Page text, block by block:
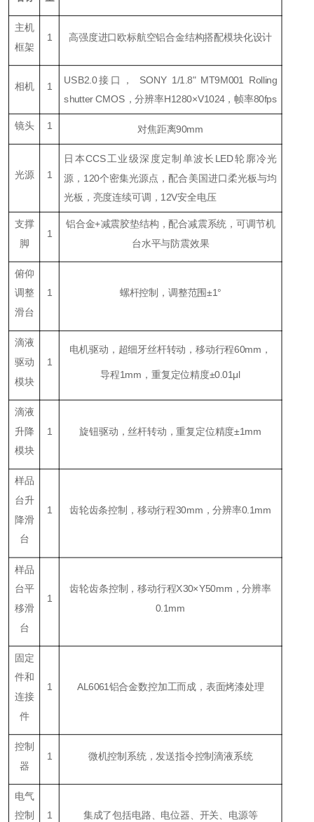
主机
框架
1 高强度进口欧标航空铝合金结构搭配模块化设计
相机 1
USB2.0接口， SONY 1/1.8" MT9M001 Rolling
shutter CMOS，分辨率H1280×V1024，帧率80fps
镜头 1 对焦距离90mm
光源 1
日本CCS工业级深度定制单波长LED轮廓冷光
源，120个密集光源点，配合美国进口柔光板与均
光板，亮度连续可调，12V安全电压
支撑
脚
1
铝合金+减震胶垫结构，配合减震系统，可调节机
台水平与防震效果
俯仰
调整
滑台
1 螺杆控制，调整范围±1°
滴液
驱动
模块
1
电机驱动，超细牙丝杆转动，移动行程60mm，
导程1mm，重复定位精度±0.01μl
滴液
升降
模块
1 旋钮驱动，丝杆转动，重复定位精度±1mm
样品
台升
降滑
台
1 齿轮齿条控制，移动行程30mm，分辨率0.1mm
样品
台平
移滑
台
1
齿轮齿条控制，移动行程X30×Y50mm，分辨率
0.1mm
固定
件和
连接
件
1 AL6061铝合金数控加工而成，表面烤漆处理
控制
器
1 微机控制系统，发送指令控制滴液系统
电气
控制
1 集成了包括电路、电位器、开关、电源等